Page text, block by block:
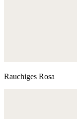
Rauchiges Rosa